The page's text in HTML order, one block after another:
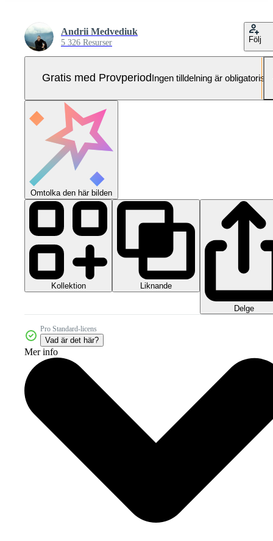
Andrii Medvediuk
5 326 Resurser Följ
Gratis med ProvperiodIngen tilldelning är obligatorisk
Omtolka den här bilden
Kollektion Liknande
Delge
Pro Standard-licens
Vad är det här?
Mer info